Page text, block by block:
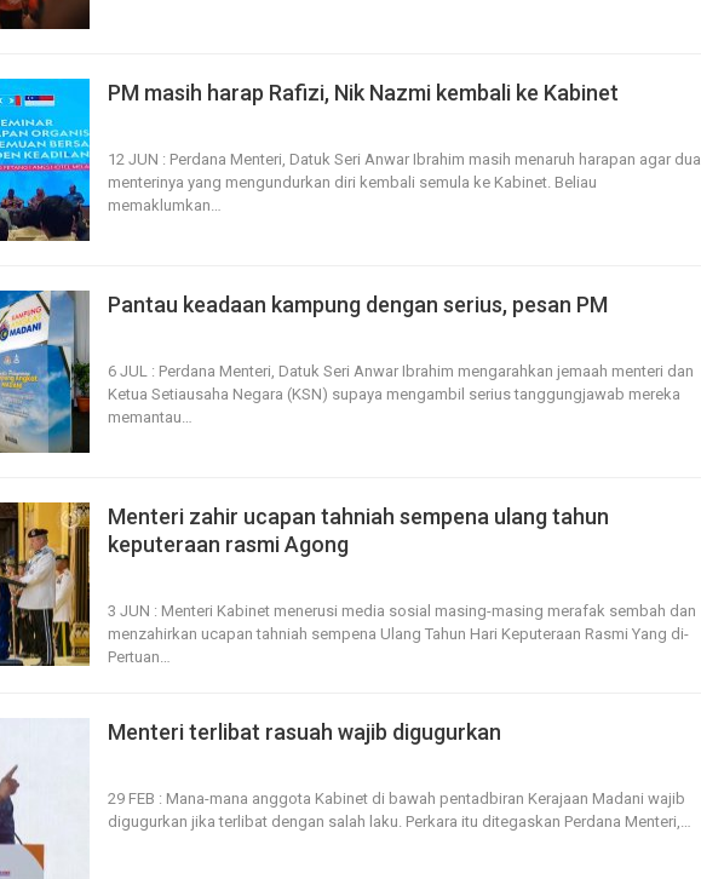
PM masih harap Rafizi, Nik Nazmi kembali ke Kabinet
12 JUN : Perdana Menteri, Datuk Seri Anwar Ibrahim masih menaruh harapan agar dua
menterinya yang mengundurkan diri kembali semula ke Kabinet. Beliau
memaklumkan
Pantau keadaan kampung dengan serius, pesan PM
6 JUL : Perdana Menteri, Datuk Seri Anwar Ibrahim mengarahkan jemaah menteri dan
Ketua Setiausaha Negara (KSN) supaya mengambil serius tanggungjawab mereka
memantau…
Menteri zahir ucapan tahniah sempena ulang tahun
keputeraan rasmi Agong
3 JUN : Menteri Kabinet menerusi media sosial masing-masing merafak sembah dan
menzahirkan ucapan tahniah sempena Ulang Tahun Hari Keputeraan Rasmi Yang di-
Pertuan…
Menteri terlibat rasuah wajib digugurkan
29 FEB : Mana-mana anggota Kabinet di bawah pentadbiran Kerajaan Madani wajib
digugurkan jika terlibat dengan salah laku. Perkara itu ditegaskan Perdana Menteri,…